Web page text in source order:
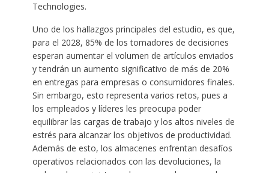
Technologies.
Uno de los hallazgos principales del estudio, es que,
para el 2028, 85% de los tomadores de decisiones
esperan aumentar el volumen de artículos enviados
y tendrán un aumento significativo de más de 20%
en entregas para empresas o consumidores finales.
Sin embargo, esto representa varios retos, pues a
los empleados y líderes les preocupa poder
equilibrar las cargas de trabajo y los altos niveles de
estrés para alcanzar los objetivos de productividad.
Además de esto, los almacenes enfrentan desafíos
operativos relacionados con las devoluciones, la